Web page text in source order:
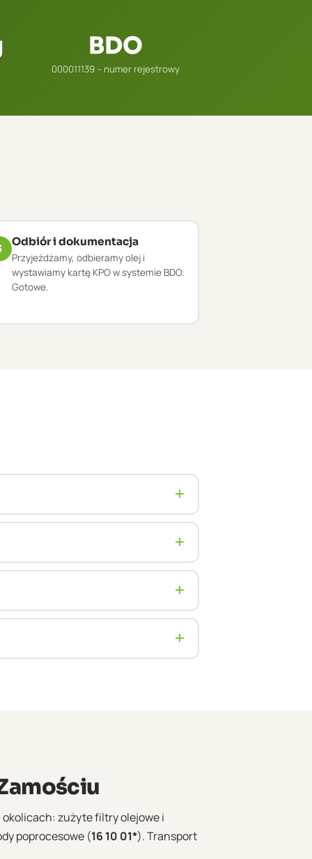
BDO
000011139 – numer rejestrowy
Odbiór i dokumentacja
Przyjeżdżamy, odbieramy olej i
wystawiamy kartę KPO w systemie BDO.
Gotowe.
+
Własna flota 25+ cystern ADR
+
Pełna dokumentacja BDO
+
Polski. Dla stałych klientów
+
okolicach: zużyte filtry olejowe i
poprocesowe (16 10 01*). Transport